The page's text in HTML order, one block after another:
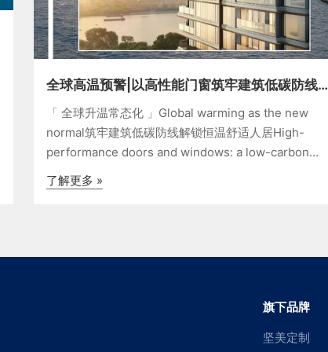
全球高温预警|以高性能门窗筑牢建筑低碳防线，
「 全球升温常态化 」Global warming as the new
normal筑牢建筑低碳防线解锁恒温舒适人居High-
performance doors and windows: a low-carbon
defense for constant-t
了解更多 »
旗下品牌
坚美定制